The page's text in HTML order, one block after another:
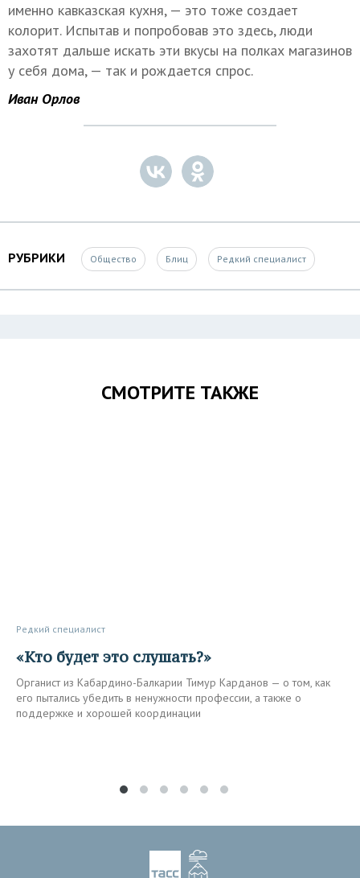
именно кавказская кухня, — это тоже создает
колорит. Испытав и попробовав это здесь, люди
захотят дальше искать эти вкусы на полках магазинов
у себя дома, — так и рождается спрос.
Иван Орлов
РУБРИКИ Общество Блиц Редкий специалист
СМОТРИТЕ ТАКЖЕ
Редкий специалист
«Кто будет это слушать?»
Органист из Кабардино-Балкарии Тимур Карданов — о том, как
его пытались убедить в ненужности профессии, а также о
поддержке и хорошей координации